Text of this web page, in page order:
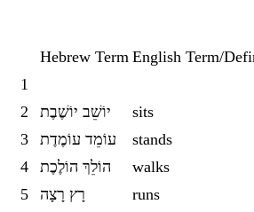
Hebrew Term English Term/
1
2
יוֹשֵׁב יוֹשֶׁבֶת
sits
3
עוֹמֵד עוֹמֶדֶת
stands
4
הוֹלֵךְ הוֹלֶכֶת
walks
5
רָץ רָצָה
runs